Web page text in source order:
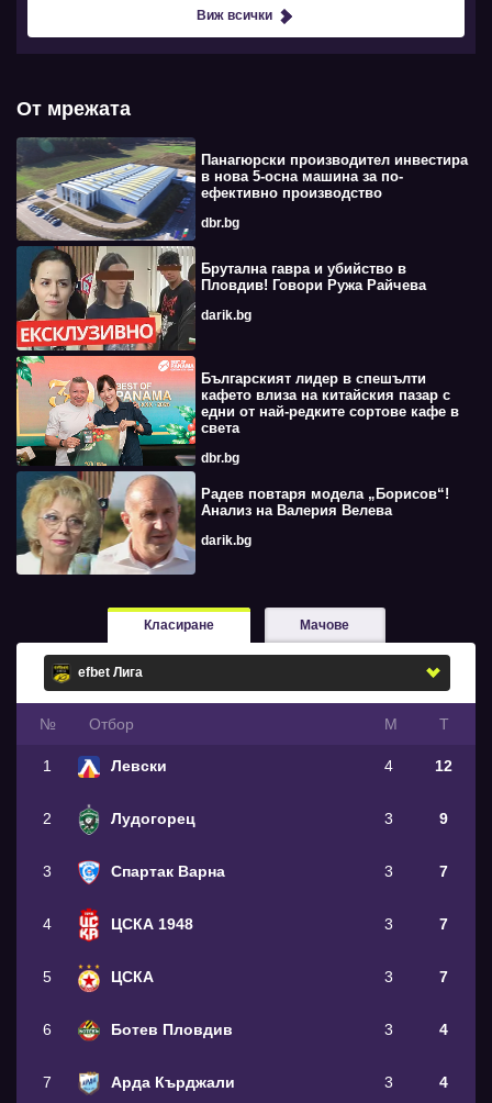
Виж всички
От мрежата
Панагюрски производител инвестира
в нова 5-осна машина за по-
ефективно производство
dbr.bg
Брутална гавра и убийство в
Пловдив! Говори Ружа Райчева
darik.bg
Българският лидер в спешълти
кафето влиза на китайския пазар с
едни от най-редките сортове кафе в
света
dbr.bg
Радев повтаря модела „Борисов“!
Анализ на Валерия Велева
darik.bg
Класиране Мачове
№ Oтбор М Т
1 Левски 4 12
2 Лудогорец 3 9
3 Спартак Варна 3 7
4 ЦСКА 1948 3 7
5 ЦСКА 3 7
6 Ботев Пловдив 3 4
7 Арда Кърджали 3 4